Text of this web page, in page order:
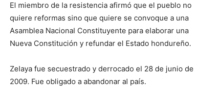
El miembro de la resistencia afirmó que el pueblo no
quiere reformas sino que quiere se convoque a una
Asamblea Nacional Constituyente para elaborar una
Nueva Constitución y refundar el Estado hondureño.
Zelaya fue secuestrado y derrocado el 28 de junio de
2009. Fue obligado a abandonar al país.